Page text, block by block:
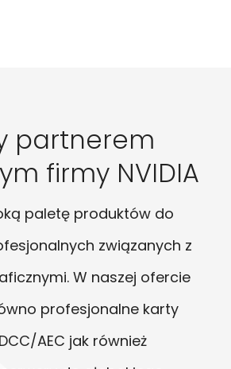
partnerem
firmy NVIDIA
paletę produktów do
związanych z
W naszej ofercie
profesjonalne karty
AEC jak również